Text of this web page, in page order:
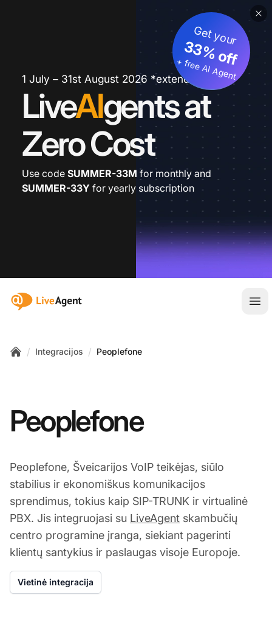
1 July – 31st August 2026 *extended
LiveAIgents at
Zero Cost
Get your
33% off
+ free AI Agent
Use code SUMMER-33M for monthly and
SUMMER-33Y for yearly subscription
:site.title
/ Integracijos / Peoplefone
Peoplefone
Peoplefone, Šveicarijos VoIP teikėjas, siūlo
stabilius ir ekonomiškus komunikacijos
sprendimus, tokius kaip SIP-TRUNK ir virtualinė
PBX. Jis integruojasi su LiveAgent skambučių
centro programine įranga, siekiant pagerinti
klientų santykius ir paslaugas visoje Europoje.
Vietinė integracija